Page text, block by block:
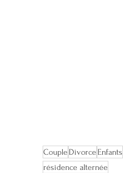
Couple Divorce Enfants
résidence alternée